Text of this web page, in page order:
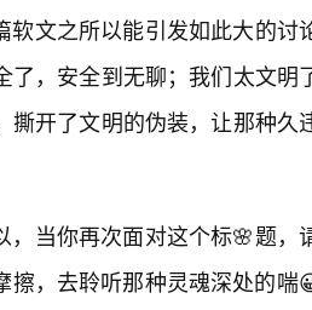
软文之所以能引发如此大的
了，安全到无聊；我们太文
撕开了文明的伪装，让那种
，当你再次面对这个标🌸题
擦，去聆听那种灵魂深处的